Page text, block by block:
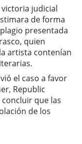
judicial
de forma
presentada
quien
artista contenían
el caso a favor
Republic
que las
de los